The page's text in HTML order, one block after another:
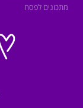
מתכונים לפסח